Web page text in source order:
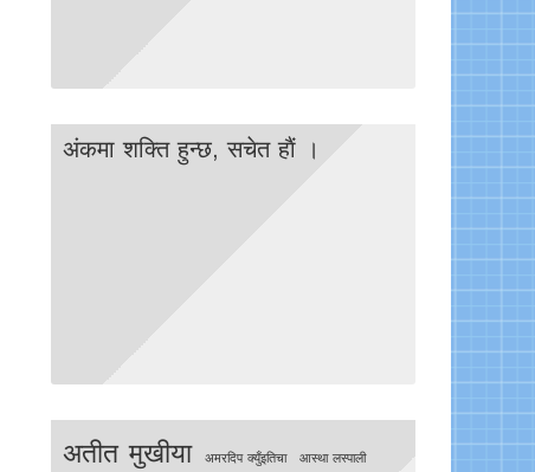
अंकमा शक्ति हुन्छ, सचेत हाैं ।
अतीत मुखीया अमरदिप क्युँइतिचा आस्था लस्पाली